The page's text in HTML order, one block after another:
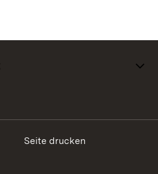
Seite drucken